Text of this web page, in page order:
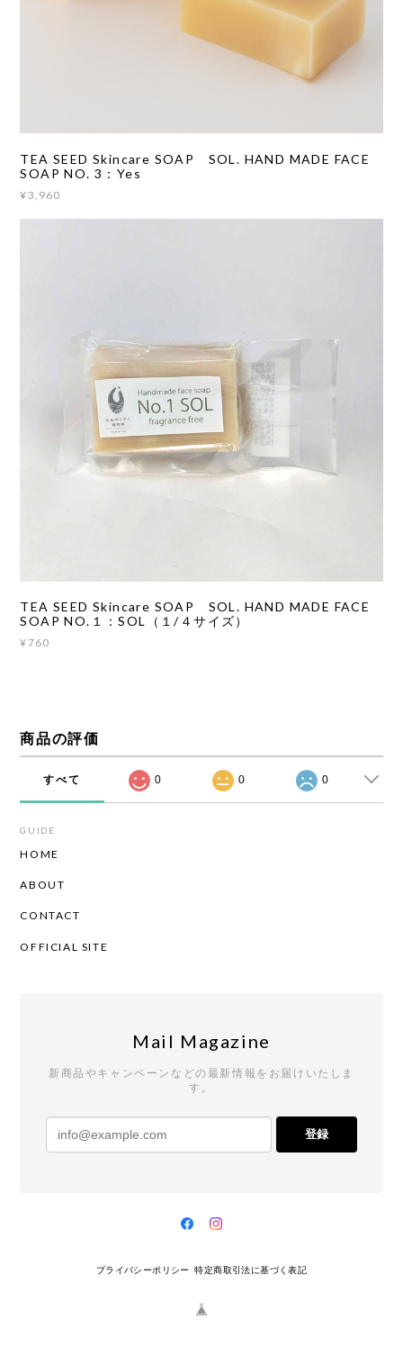
TEA SEED Skincare SOAP SOL. HAND MADE FACE
SOAP NO. 3：Yes
¥3,960
TEA SEED Skincare SOAP SOL. HAND MADE FACE
SOAP NO.１：SOL（１/４サイズ）
¥760
商品の評価
すべて 0 0 0
GUIDE
HOME
ABOUT
CONTACT
OFFICIAL SITE
Mail Magazine
新商品やキャンペーンなどの最新情報をお届けいたしま
す。
登録
プライバシーポリシー 特定商取引法に基づく表記